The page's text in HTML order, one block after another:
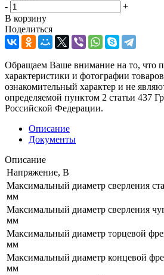
-
+
В корзину
Поделиться
Обращаем Ваше внимание на то, что
характеристики и фотографии
ознакомительный характер и не
определяемой пунктом 2 статьи 437
Российской Федерации.
Описание
Документы
Описание
Напряжение, В
Максимальный диаметр сверления
мм
Максимальный диаметр сверления
мм
Максимальный диаметр торцевой
мм
Максимальный диаметр концевой
мм